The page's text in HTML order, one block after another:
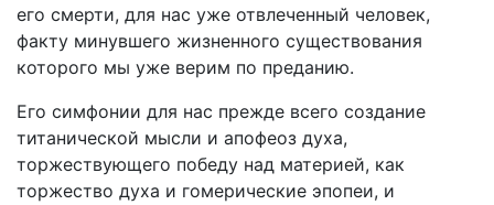
его смерти, для нас уже отвлеченный человек,
факту минувшего жизненного существования
которого мы уже верим по преданию.
Его симфонии для нас прежде всего создание
титанической мысли и апофеоз духа,
торжествующего победу над материей, как
торжество духа и гомерические эпопеи, и